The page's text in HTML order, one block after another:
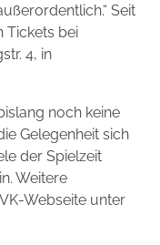
Seit
Tickets bei
4, in
noch keine
Gelegenheit sich
der Spielzeit
Weitere
Webseite unter